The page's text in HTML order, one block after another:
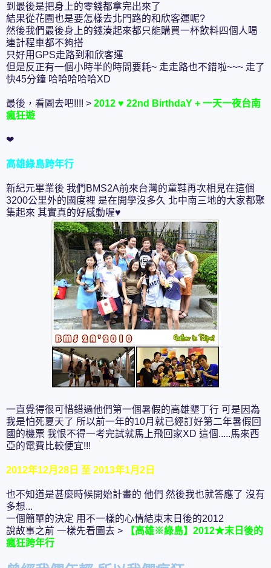
到最後是把身上的零錢都拿完出來了
結果從花園也是要怎樣去北門路的和欣客運呢?
然後我們最後身上的錢湊起來都只能購買一杯飲料四個人喝
連計程車都不夠搭
只好用GPS走路到和欣客運
但是反正有一個小時半的時間要耗~ 走走路也不錯啦~~~ 走了
快45分鐘 哈哈哈哈哈XD
最後，看圖去吧!!!! > 2012 ♥ 22nd BirthdaY + 一天一夜台南
瘋狂遊
❤
高雄綠島跨年行
新紀元畢業後 我們BMS2A前來台灣的童鞋再次相見在這個
3200公里外的國度裡 是在開學沒多久 北中南三地的大家都聚
集起來 其實真的好感動喔♥
一直覺得很可惜錯過他們第一個暑假的高雄墾丁行 可是因為
我是怕死夏天了 所以前一年的10月就已經訂好第二年暑假回
國的機票 我恨不得一考完試就馬上飛回家XD 這個.....馬來西
亞的電費比較便宜!!!
2012年12月28日 至 2013年1月2日
也不知道是甚麼時候開始計畫的 他們 然後我也就答應了 沒有
多想...
一個簡單的決定 用不一樣的心情結束末日後的2012
說故事之前 一樣先看圖去 >
【高雄※綠島】2012★末日後的
瘋狂跨年行